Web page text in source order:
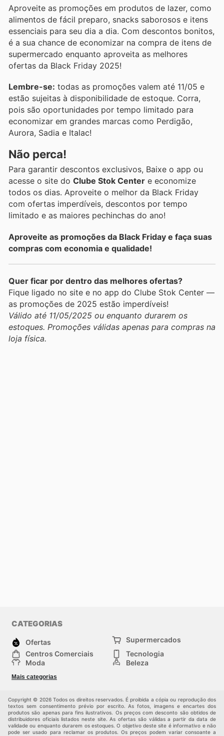
Aproveite as promoções em produtos de lazer, como
alimentos de fácil preparo, snacks saborosos e itens
essenciais para seu dia a dia. Com descontos bonitos,
é a sua chance de economizar na compra de itens de
supermercado enquanto aproveita as melhores
ofertas da Black Friday 2025!
Lembre-se: todas as promoções valem até 11/05 e
estão sujeitas à disponibilidade de estoque. Corra,
pois são oportunidades por tempo limitado para
economizar em grandes marcas como Perdigão,
Aurora, Sadia e Italac!
Não perca!
Para garantir descontos exclusivos, Baixe o app ou
acesse o site do Clube Stok Center e economize
todos os dias. Aproveite o melhor da Black Friday
com ofertas imperdíveis, descontos por tempo
limitado e as maiores pechinchas do ano!
Aproveite as promoções da Black Friday e faça suas
compras com economia e qualidade!
Quer ficar por dentro das melhores ofertas?
Fique ligado no site e no app do Clube Stok Center —
as promoções de 2025 estão imperdíveis!
Válido até 11/05/2025 ou enquanto durarem os
estoques. Promoções válidas apenas para compras na
loja física.
CATEGORIAS
Ofertas
Supermercados
Centros Comerciais
Tecnologia
Moda
Beleza
Construção e jardinagem
Mais categorias
Copyright © 2026 Todos os direitos reservados. É proibida a cópia ou reprodução dos
textos sem consentimento prévio por escrito. As fotos, imagens e encartes dos
produtos são apenas para fins ilustrativos. Os preços com desconto são obtidos de
distribuidores oficiais listados neste site. As ofertas são válidas a partir da data de
validade ou enquanto durarem os estoques. O objetivo deste site é informativo e não
pode ser usado para reclamar os produtos. Os preços podem variar consoante a